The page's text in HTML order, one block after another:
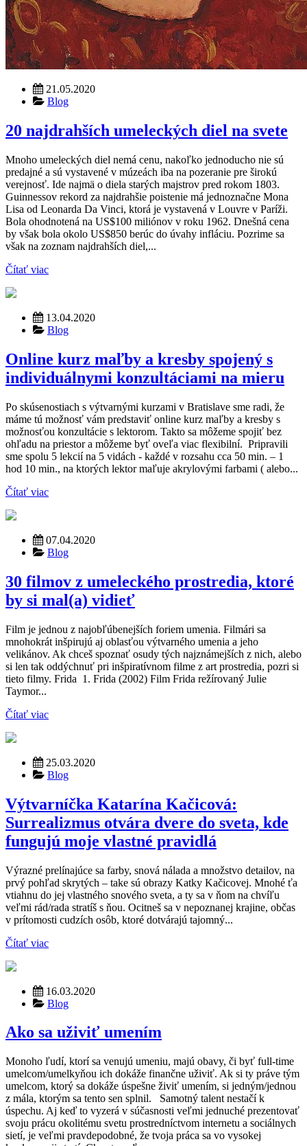
21.05.2020
Blog
20 najdrahších umeleckých diel na svete
Mnoho umeleckých diel nemá cenu, nakoľko jednoducho nie sú
predajné a sú vystavené v múzeách iba na pozeranie pre širokú
verejnosť. Ide najmä o diela starých majstrov pred rokom 1803.
Guinnessov rekord za najdrahšie poistenie má jednoznačne Mona
Lisa od Leonarda Da Vinci, ktorá je vystavená v Louvre v Paríži.
Bola ohodnotená na US$100 miliónov v roku 1962. Dnešná cena
by však bola okolo US$850 berúc do úvahy infláciu. Pozrime sa
však na zoznam najdrahších diel,...
Čítať viac
13.04.2020
Blog
Online kurz maľby a kresby spojený s
individuálnymi konzultáciami na mieru
Po skúsenostiach s výtvarnými kurzami v Bratislave sme radi, že
máme tú možnosť vám predstaviť online kurz maľby a kresby s
možnosťou konzultácie s lektorom. Takto sa môžeme spojiť bez
ohľadu na priestor a môžeme byť oveľa viac flexibilní. Pripravili
sme spolu 5 lekcií na 5 vidách - každé v rozsahu cca 50 min. – 1
hod 10 min., na ktorých lektor maľuje akrylovými farbami ( alebo...
Čítať viac
07.04.2020
Blog
30 filmov z umeleckého prostredia, ktoré
by si mal(a) vidieť
Film je jednou z najobľúbenejších foriem umenia. Filmári sa
mnohokrát inšpirujú aj oblasťou výtvarného umenia a jeho
velikánov. Ak chceš spoznať osudy tých najznámejších z nich, alebo
si len tak oddýchnuť pri inšpiratívnom filme z art prostredia, pozri si
tieto filmy. Frida 1. Frida (2002) Film Frida režírovaný Julie
Taymor...
Čítať viac
25.03.2020
Blog
Výtvarníčka Katarína Kačicová:
Surrealizmus otvára dvere do sveta, kde
fungujú moje vlastné pravidlá
Výrazné prelínajúce sa farby, snová nálada a množstvo detailov, na
prvý pohľad skrytých – take sú obrazy Katky Kačicovej. Mnohé ťa
vtiahnu do jej vlastného snového sveta, a ty sa v ňom na chvíľu
veľmi rád/rada stratíš s ňou. Ocitneš sa v nepoznanej krajine, občas
v prítomosti cudzích osôb, ktoré dotvárajú tajomný...
Čítať viac
16.03.2020
Blog
Ako sa uživiť umením
Monoho ľudí, ktorí sa venujú umeniu, majú obavy, či byť full-time
umelcom/umelkyňou ich dokáže finančne uživiť. Ak si ty práve tým
umelcom, ktorý sa dokáže úspešne živiť umením, si jedným/jednou
z mála, ktorým sa tento sen splnil. Samotný talent nestačí k
úspechu. Aj keď to vyzerá v súčasnosti veľmi jednuché prezentovať
svoju prácu okolitému svetu prostredníctvom internetu a sociálnych
sietí, je veľmi pravdepodobné, že tvoja práca sa vo vysokej